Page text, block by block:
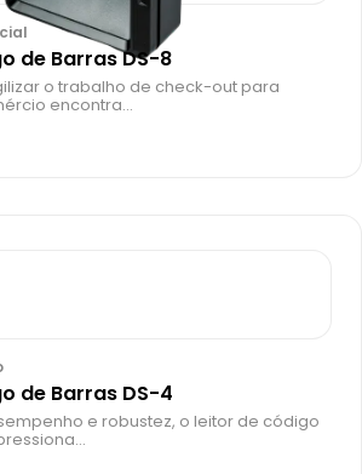
de Barras DS-8
o trabalho de check-out para
encontra…
de Barras DS-4
e robustez, o leitor de código